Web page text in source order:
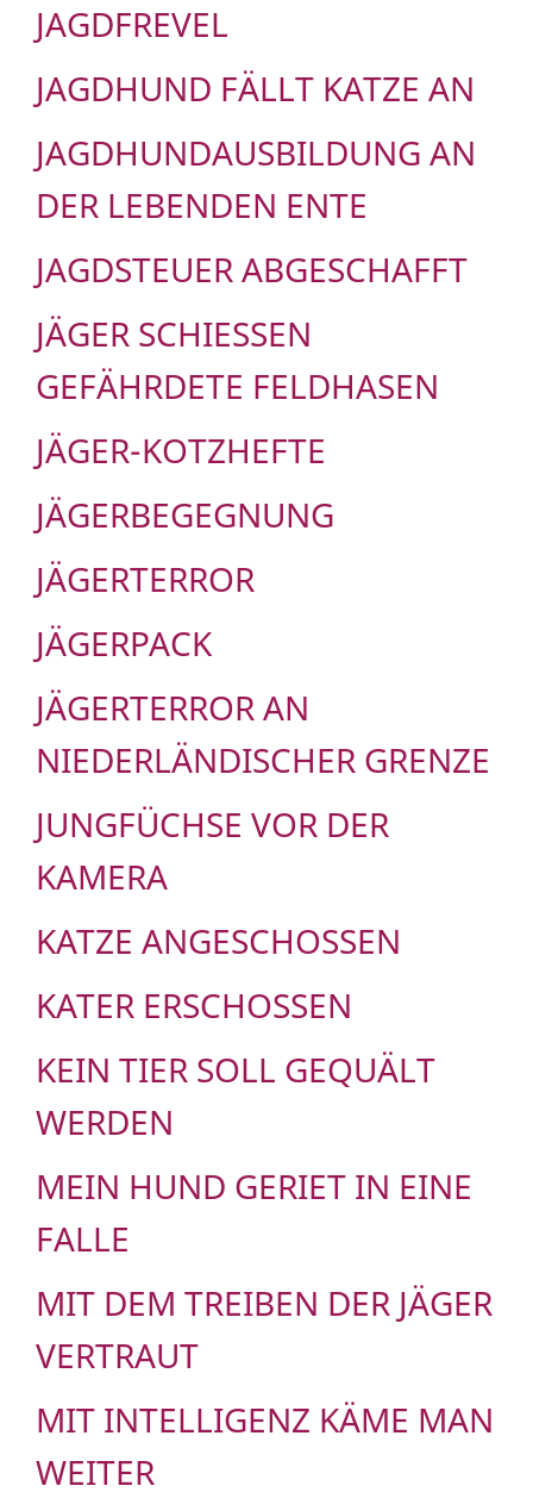
JAGDFREVEL
JAGDHUND FÄLLT KATZE AN
JAGDHUNDAUSBILDUNG AN
DER LEBENDEN ENTE
JAGDSTEUER ABGESCHAFFT
JÄGER SCHIESSEN G
EFÄHRDETE FELDHASEN
JÄGER-KOTZHEFTE
JÄGERBEGEGNUNG
JÄGERTERROR
JÄGERPACK
JÄGERTERROR AN
NIEDERLÄNDISCHER GRENZE
JUNGFÜCHSE VOR DER
KAMERA
KATZE ANGESCHOSSEN
KATER ERSCHOSSEN
KEIN TIER SOLL GEQUÄLT
WERDEN
MEIN HUND GERIET IN EINE
FALLE
MIT DEM TREIBEN DER JÄGER
VERTRAUT
MIT INTELLIGENZ KÄME MAN
WEITER